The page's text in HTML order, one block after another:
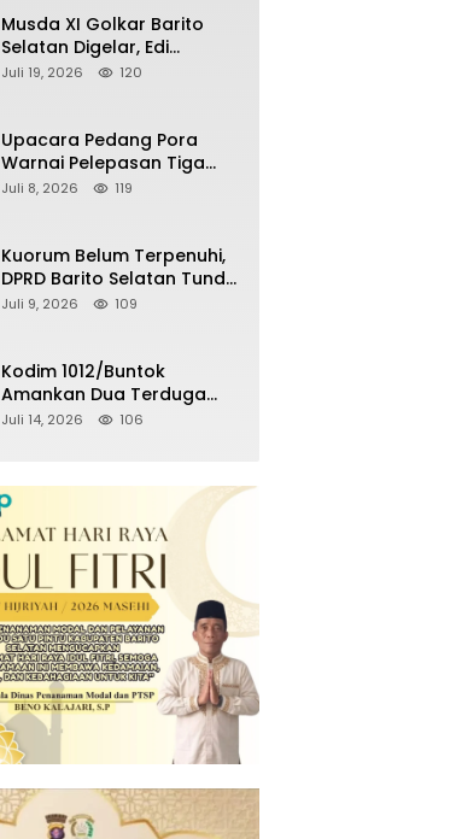
Musda XI Golkar Barito
Selatan Digelar, Edi
Pratowo Targetkan
Juli 19, 2026 120
Upacara Pedang Pora
Warnai Pelepasan Tiga
Perwira Polres Barito
Juli 8, 2026 119
Kuorum Belum Terpenuhi,
DPRD Barito Selatan Tunda
Paripurna Persetujuan
APBD 2025
Juli 9, 2026 109
Kodim 1012/Buntok
Amankan Dua Terduga
Pencuri Aset Perusahaan
Disita
Juli 14, 2026 106